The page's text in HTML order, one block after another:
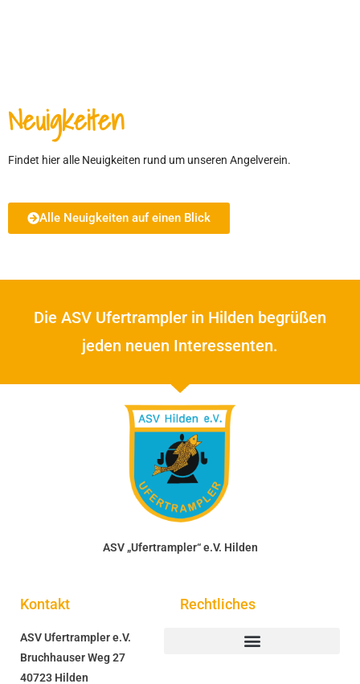
Neuigkeiten
Findet hier alle Neuigkeiten rund um unseren Angelverein.
Alle Neuigkeiten auf einen Blick
Die ASV Ufertrampler in Hilden begrüßen
jeden neuen Interessenten.
ASV „Ufertrampler“ e.V. Hilden
Kontakt
ASV Ufertrampler e.V.
Bruchhauser Weg 27
40723 Hilden
Rechtliches